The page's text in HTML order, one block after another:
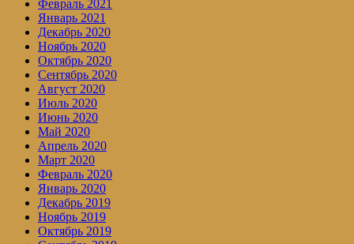
Февраль 2021
Январь 2021
Декабрь 2020
Ноябрь 2020
Октябрь 2020
Сентябрь 2020
Август 2020
Июль 2020
Июнь 2020
Май 2020
Апрель 2020
Март 2020
Февраль 2020
Январь 2020
Декабрь 2019
Ноябрь 2019
Октябрь 2019